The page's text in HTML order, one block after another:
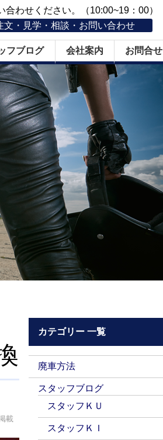
合わせください。（10:00~19：00）
文・見学・相談・お問い合わせ
フブログ 会社案内 お問合せ
載
カテゴリー 一覧
廃車方法
スタッフブログ
スタッフＫＵ
スタッフＫＩ